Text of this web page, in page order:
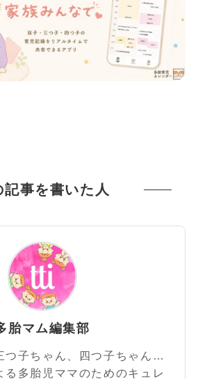
記事を書いた人
胎マム編集部
つ子ちゃん、四つ子ちゃん…
る多胎児ママのためのキュレ